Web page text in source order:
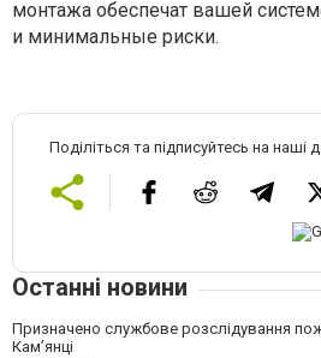
монтажа обеспечат вашей
и минимальные риски.
Поділіться та підписуйтесь на наші
Останні новини
Призначено службове розслідування
Кам’янці